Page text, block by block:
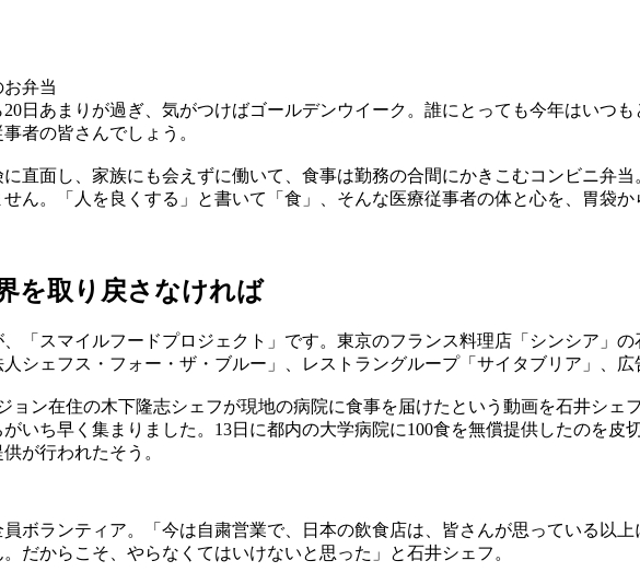
お弁当
日あまりが過ぎ、気がつけばゴールデンウイーク。誰にとっても今年はいつ
者の皆さんでしょう。
直面し、家族にも会えずに働いて、食事は勤務の合間にかきこむコンビニ弁
ん。「人を良くする」と書いて「食」、そんな医療従事者の体と心を、胃袋
を取り戻さなければ
「スマイルフードプロジェクト」です。東京のフランス料理店「シンシア」
シェフス・フォー・ザ・ブルー」、レストラングループ「サイタブリア」、
ョン在住の木下隆志シェフが現地の病院に食事を届けたという動画を石井シェ
いち早く集まりました。13日に都内の大学病院に100食を無償提供したのを皮
が行われたそう。
ボランティア。「今は自粛営業で、日本の飲食店は、皆さんが思っている以
だからこそ、やらなくてはいけないと思った」と石井シェフ。